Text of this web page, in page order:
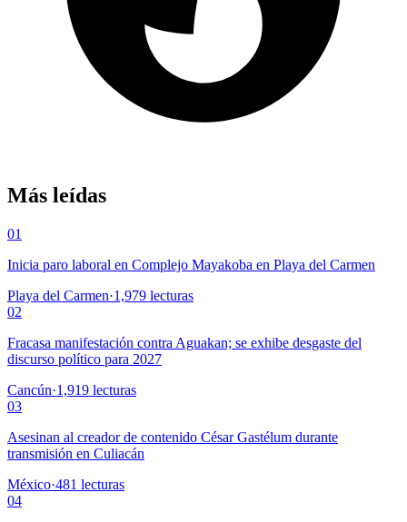
Más leídas
01
Inicia paro laboral en Complejo Mayakoba en Playa del Carmen
Playa del Carmen·1,979 lecturas
02
Fracasa manifestación contra Aguakan; se exhibe desgaste del
discurso político para 2027
Cancún·1,919 lecturas
03
Asesinan al creador de contenido César Gastélum durante
transmisión en Culiacán
México·481 lecturas
04